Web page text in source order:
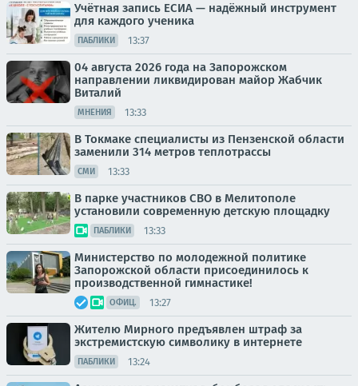
Учётная запись ЕСИА — надёжный инструмент
для каждого ученика
ПАБЛИКИ 13:37
04 августа 2026 года на Запорожском
направлении ликвидирован майор Жабчик
Виталий
МНЕНИЯ 13:33
В Токмаке специалисты из Пензенской области
заменили 314 метров теплотрассы
СМИ 13:33
В парке участников СВО в Мелитополе
установили современную детскую площадку
ПАБЛИКИ 13:33
Министерство по молодежной политике
Запорожской области присоединилось к
производственной гимнастике!
ОФИЦ. 13:27
Жителю Мирного предъявлен штраф за
экстремистскую символику в интернете
ПАБЛИКИ 13:24